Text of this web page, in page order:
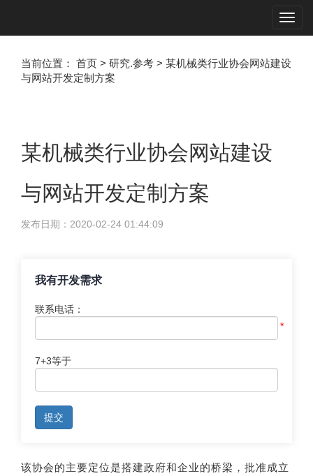
当前位置： 首页 > 研究.参考 > 某机械类行业协会网站建设
与网站开发定制方案
某机械类行业协会网站建设
与网站开发定制方案
发布日期：2020-02-24 01:44:09
我有开发需求
联系电话：
*
7+3等于
提交
该协会的主要定位是搭建政府和企业的桥梁，批准成立